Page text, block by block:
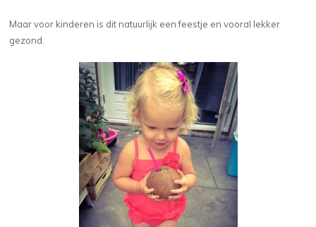
Maar voor kinderen is dit natuurlijk een feestje en vooral lekker
gezond.